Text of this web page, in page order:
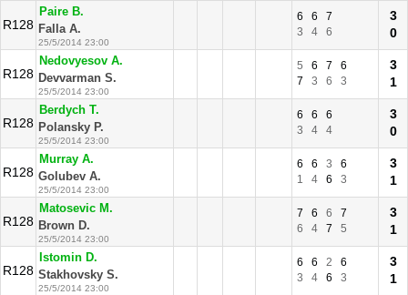
R128
Paire B.
Falla A.
25/5/2014 23:00
6 6
7
3
4 6
3
0
R128
Nedovyesov A.
Devvarman S.
25/5/2014 23:00
5 6 7
6
7
3 6 3
3
1
R128
Berdych T.
Polansky P.
25/5/2014 23:00
6 6
6
3
4 4
3
0
R128
Murray A.
Golubev A.
25/5/2014 23:00
6 6 3
6
1
4 6 3
3
1
R128
Matosevic M.
Brown D.
25/5/2014 23:00
7 6 6
7
6
4 7 5
3
1
R128
Istomin D.
Stakhovsky S.
25/5/2014 23:00
6 6 2
6
3
4 6 3
3
1